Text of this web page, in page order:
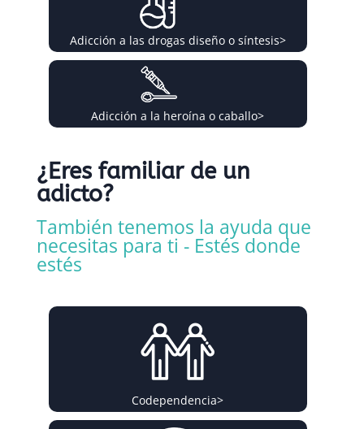
Adicción a las drogas diseño o síntesis>
Adicción a la heroína o caballo>
¿Eres familiar de un
adicto?
También tenemos la ayuda que
necesitas para ti - Estés donde
estés
Codependencia>